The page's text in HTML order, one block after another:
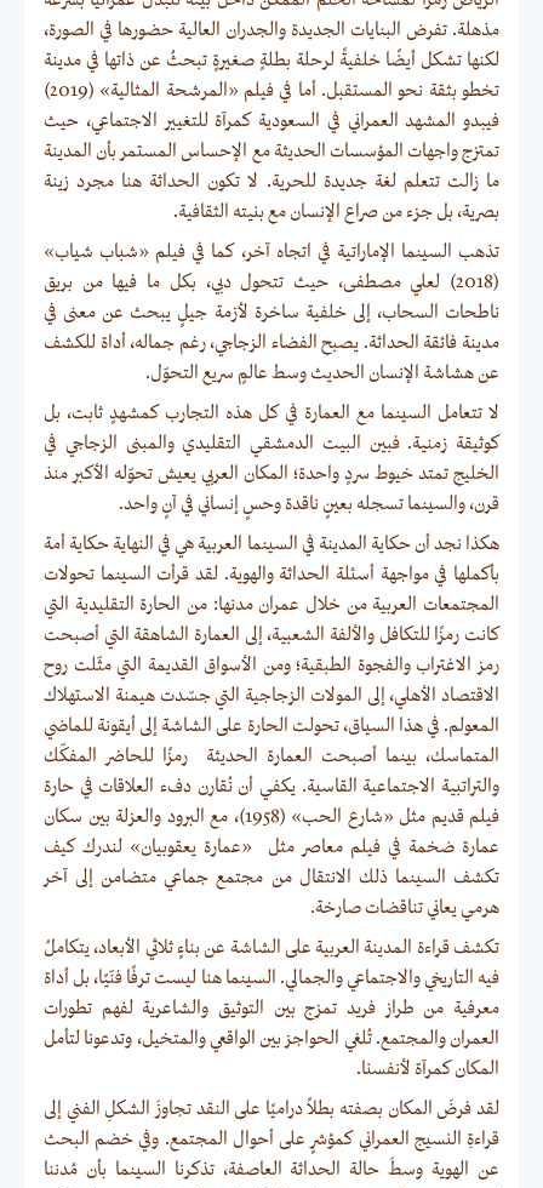
مذهلة. تفرض البنايات الجديدة والجدران العالية حضورها في الصورة،
لكنها تشكل أيضًا خلفيةً لرحلة بطلةٍ صغيرةٍ تبحثُ عن ذاتها في مدينة
تخطو بثقة نحو المستقبل. أما في فيلم «المرشحة المثالية» (2019)
فيبدو المشهد العمراني في السعودية كمرآة للتغيير الاجتماعي، حيث
تمتزج واجهات المؤسسات الحديثة مع الإحساس المستمر بأن المدينة
ما زالت تتعلم لغة جديدة للحرية. لا تكون الحداثة هنا مجرد زينة
بصرية، بل جزء من صراع الإنسان مع بنيته الثقافية.
تذهب السينما الإماراتية في اتجاه آخر، كما في فيلم «شباب شياب»
(2018) لعلي مصطفى، حيث تتحول دبي، بكل ما فيها من بريق
ناطحات السحاب، إلى خلفية ساخرة لأزمة جيلٍ يبحث عن معنى في
مدينة فائقة الحداثة. يصبح الفضاء الزجاجي، رغم جماله، أداة للكشف
عن هشاشة الإنسان الحديث وسط عالمٍ سريع التحوّل.
لا تتعامل السينما مع العمارة في كل هذه التجارب كمشهدٍ ثابت، بل
كوثيقة زمنية. فبين البيت الدمشقي التقليدي والمبنى الزجاجي في
الخليج تمتد خيوط سردٍ واحدة؛ المكان العربي يعيش تحوّله الأكبر منذ
قرن، والسينما تسجله بعينٍ ناقدة وحسٍ إنساني في آنٍ واحد.
هكذا نجد أن حكاية المدينة في السينما العربية هي في النهاية حكاية أمة
بأكملها في مواجهة أسئلة الحداثة والهوية. لقد قرأت السينما تحولات
المجتمعات العربية من خلال عمران مدنها: من الحارة التقليدية التي
كانت رمزًا للتكافل والألفة الشعبية، إلى العمارة الشاهقة التي أصبحت
رمز الاغتراب والفجوة الطبقية؛ ومن الأسواق القديمة التي مثّلت روح
الاقتصاد الأهلي، إلى المولات الزجاجية التي جسّدت هيمنة الاستهلاك
المعولم. في هذا السياق، تحولت الحارة على الشاشة إلى أيقونة للماضي
المتماسك، بينما أصبحت العمارة الحديثة رمزًا للحاضر المفكّك
والتراتبية الاجتماعية القاسية. يكفي أن نُقارن دفء العلاقات في حارة
فيلم قديم مثل «شارع الحب» (1958)، مع البرود والعزلة بين سكان
عمارة ضخمة في فيلم معاصر مثل «عمارة يعقوبيان» لندرك كيف
تكشف السينما ذلك الانتقال من مجتمع جماعي متضامن إلى آخر
هرمي يعاني تناقضات صارخة.
تكشف قراءة المدينة العربية على الشاشة عن بناءٍ ثلاثي الأبعاد، يتكاملُ
فيه التاريخي والاجتماعي والجمالي. السينما هنا ليست ترفًا فنّيًا، بل أداة
معرفية من طراز فريد تمزج بين التوثيق والشاعرية لفهم تطورات
العمران والمجتمع. تُلغي الحواجز بين الواقعي والمتخيل، وتدعونا لتأمل
المكان كمرآة لأنفسنا.
لقد فرضَ المكان بصفته بطلاً دراميًا على النقد تجاوزَ الشكلِ الفني إلى
قراءةِ النسيج العمراني كمؤشرٍ على أحوال المجتمع. وفي خضم البحث
عن الهوية وسطَ حالة الحداثة العاصفة، تذكرنا السينما بأن مُدننا